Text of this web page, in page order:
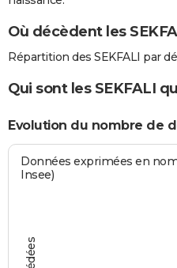
Où décèdent les
Répartition des SEKFALI par
Qui sont les SEKFALI
Evolution du nombre de
Données exprimées en
Insee)